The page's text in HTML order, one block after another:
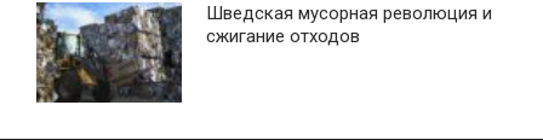
Шведская мусорная революция и
сжигание отходов